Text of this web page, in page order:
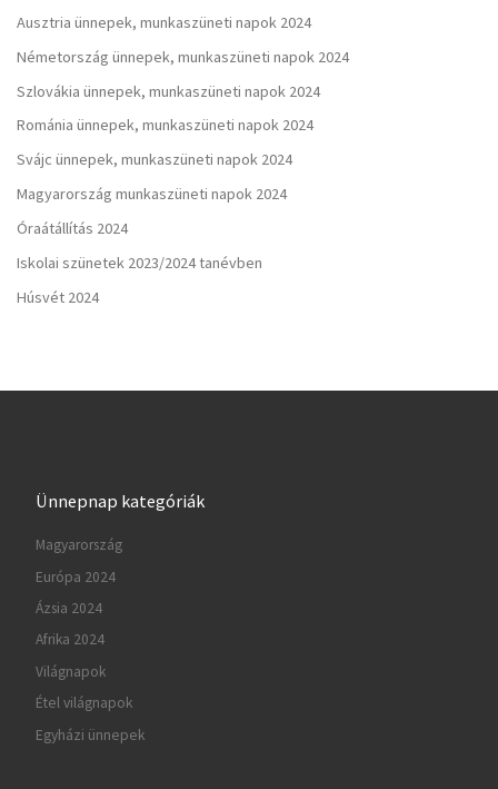
Ausztria ünnepek, munkaszüneti napok 2024
Németország ünnepek, munkaszüneti napok 2024
Szlovákia ünnepek, munkaszüneti napok 2024
Románia ünnepek, munkaszüneti napok 2024
Svájc ünnepek, munkaszüneti napok 2024
Magyarország munkaszüneti napok 2024
Óraátállítás 2024
Iskolai szünetek 2023/2024 tanévben
Húsvét 2024
Ünnepnap kategóriák
Magyarország
Európa 2024
Ázsia 2024
Afrika 2024
Világnapok
Étel világnapok
Egyházi ünnepek